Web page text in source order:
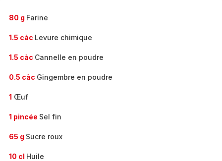
80 g Farine
1.5 càc Levure chimique
1.5 càc Cannelle en poudre
0.5 càc Gingembre en poudre
1 Œuf
1 pincée Sel fin
65 g Sucre roux
10 cl Huile